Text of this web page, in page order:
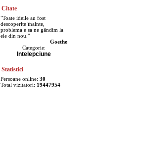
Citate
"Toate ideile au fost
descoperite înainte,
problema e sa ne gândim la
ele din nou."
Goethe
Categorie:
Intelepciune
Statistici
Persoane online: 30
Total vizitatori: 19447954